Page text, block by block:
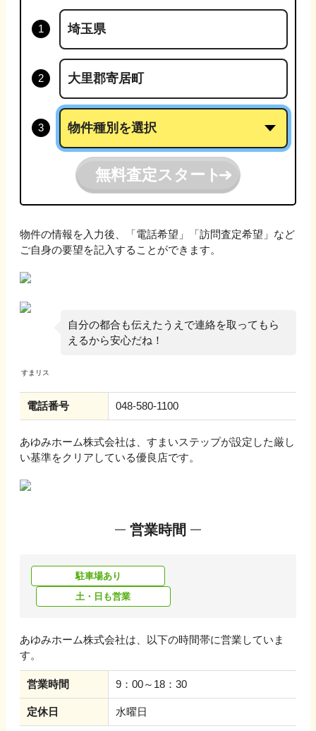
無料査定スタート
物件の情報を入力後、「電話希望」「訪問査定希望」など
ご自身の要望を記入することができます。
自分の都合も伝えたうえで連絡を取ってもら
えるから安心だね！
電話番号 048-580-1100
あゆみホーム株式会社は、すまいステップが設定した厳し
い基準をクリアしている優良店です。
営業時間
駐車場あり
土・日も営業
あゆみホーム株式会社は、以下の時間帯に営業していま
す。
営業時間 9：00～18：30
定休日 水曜日